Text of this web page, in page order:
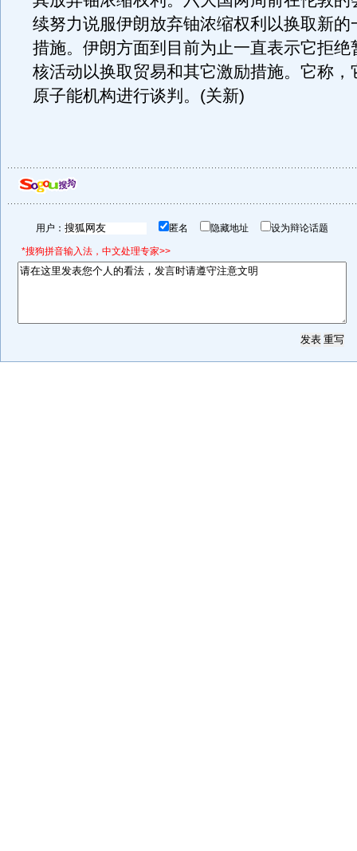
续努力说服伊朗放弃铀浓缩权利以换取新的
措施。伊朗方面到目前为止一直表示它拒绝
核活动以换取贸易和其它激励措施。它称，
原子能机构进行谈判。(关新)
用户： 匿名 隐藏地址 设为辩论话题
*搜狗拼音输入法，中文处理专家>>